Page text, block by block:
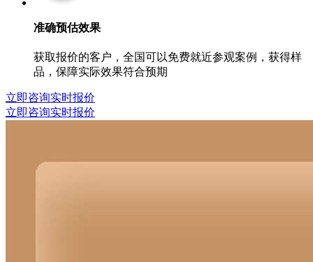
准确预估效果
获取报价的客户，全国可以免费就近参观案例，获得样
品，保障实际效果符合预期
立即咨询实时报价
立即咨询实时报价